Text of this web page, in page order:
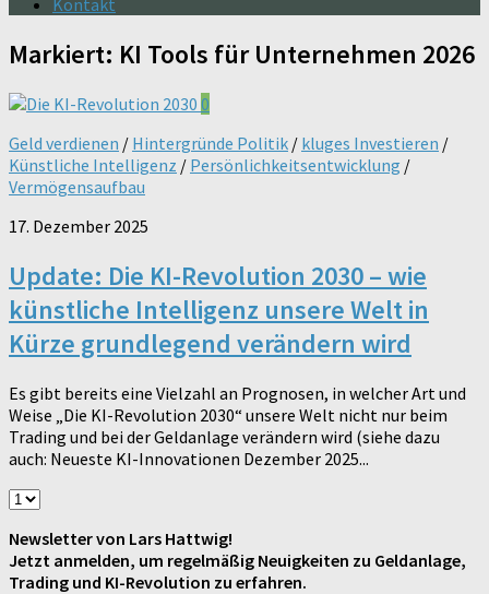
Kontakt
Markiert: KI Tools für Unternehmen 2026
0
Geld verdienen / Hintergründe Politik / kluges Investieren /
Künstliche Intelligenz / Persönlichkeitsentwicklung /
Vermögensaufbau
17. Dezember 2025
Update: Die KI-Revolution 2030 – wie
künstliche Intelligenz unsere Welt in
Kürze grundlegend verändern wird
Es gibt bereits eine Vielzahl an Prognosen, in welcher Art und
Weise „Die KI-Revolution 2030“ unsere Welt nicht nur beim
Trading und bei der Geldanlage verändern wird (siehe dazu
auch: Neueste KI-Innovationen Dezember 2025...
Newsletter von Lars Hattwig!
Jetzt anmelden, um regelmäßig Neuigkeiten zu Geldanlage,
Trading und KI-Revolution zu erfahren.